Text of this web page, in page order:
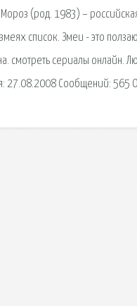
(род. 1983) –
список. Змеи - это
cмотреть сериалы онлайн.
27.08.2008 Сообщений: 565